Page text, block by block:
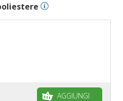
AGGIUNGI